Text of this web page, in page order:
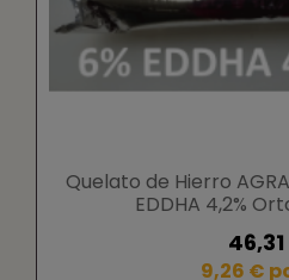
Quelato de Hierro
EDDHA 4,2%
9,26 €